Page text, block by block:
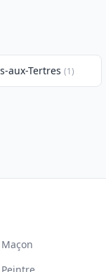
aux-Tertres (1)
Maçon